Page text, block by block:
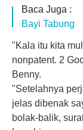
Baca Juga :
Bayi Tabung
"Kala itu kita
nonpatent. 2
Benny.
"Setelahnya
jelas dibenak
bolak-balik,